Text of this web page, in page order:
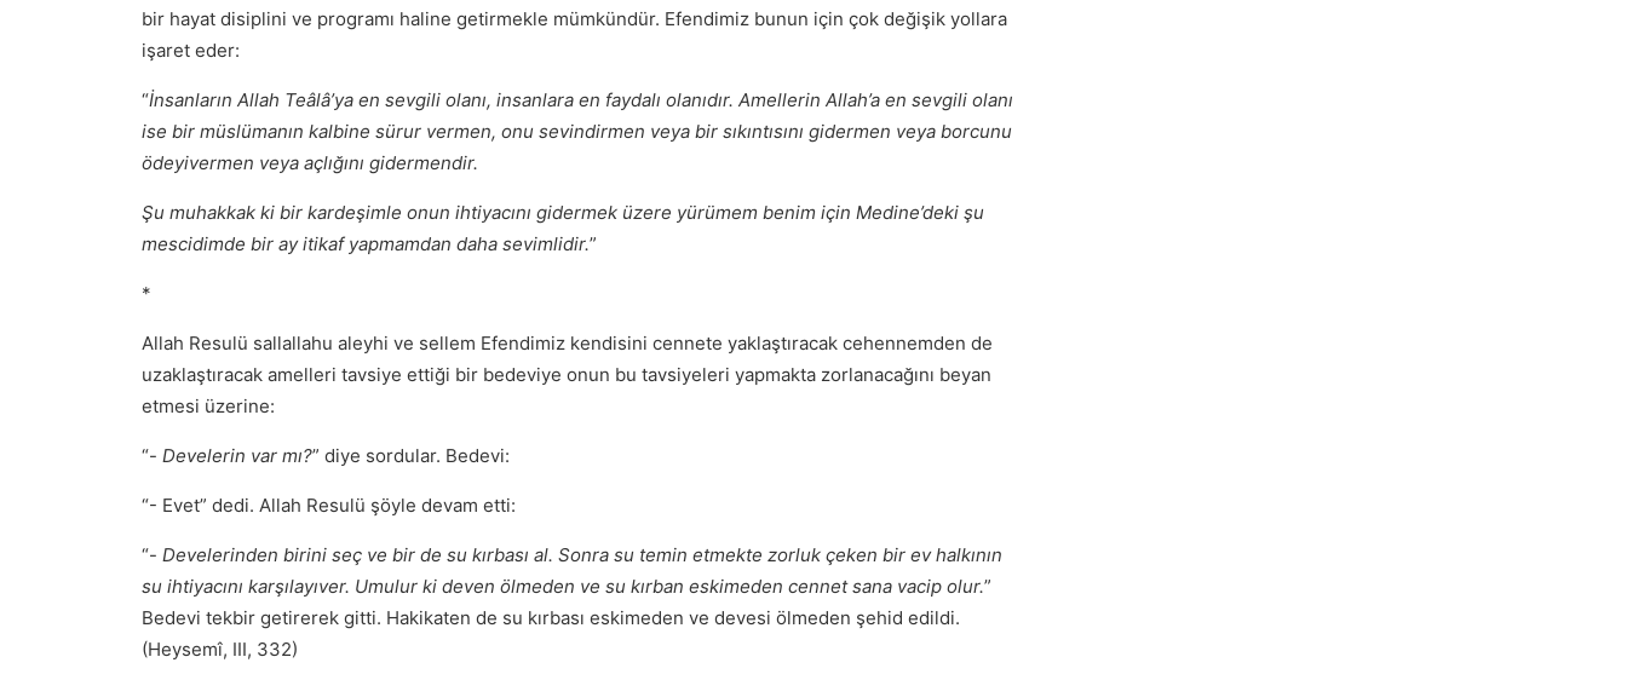
bir hayat disiplini ve programı haline getirmekle mümkündür. Efendimiz bunun için çok değişik yollara
işaret eder:
“İnsanların Allah Teâlâ’ya en sevgili olanı, insanlara en faydalı olanıdır. Amellerin Allah’a en sevgili olanı
ise bir müslümanın kalbine sürur vermen, onu sevindirmen veya bir sıkıntısını gidermen veya borcunu
ödeyivermen veya açlığını gidermendir.
Şu muhakkak ki bir kardeşimle onun ihtiyacını gidermek üzere yürümem benim için Medine’deki şu
mescidimde bir ay itikaf yapmamdan daha sevimlidir.”
*
Allah Resulü sallallahu aleyhi ve sellem Efendimiz kendisini cennete yaklaştıracak cehennemden de
uzaklaştıracak amelleri tavsiye ettiği bir bedeviye onun bu tavsiyeleri yapmakta zorlanacağını beyan
etmesi üzerine:
“- Develerin var mı?” diye sordular. Bedevi:
“- Evet” dedi. Allah Resulü şöyle devam etti:
“- Develerinden birini seç ve bir de su kırbası al. Sonra su temin etmekte zorluk çeken bir ev halkının
su ihtiyacını karşılayıver. Umulur ki deven ölmeden ve su kırban eskimeden cennet sana vacip olur.”
Bedevi tekbir getirerek gitti. Hakikaten de su kırbası eskimeden ve devesi ölmeden şehid edildi.
(Heysemî, III, 332)